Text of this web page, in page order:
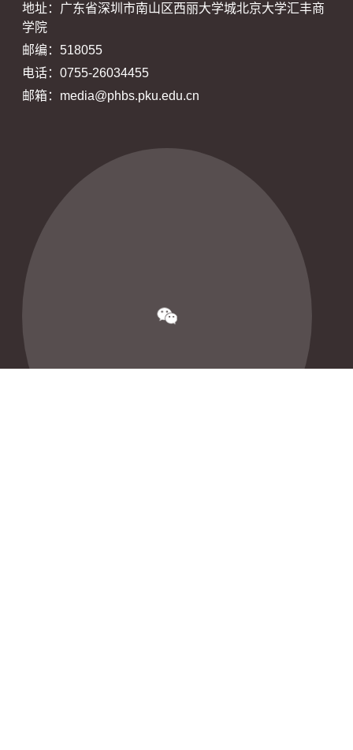
地址：广东省深圳市南山区西丽大学城北京大学汇丰商
学院
邮编：518055
电话：0755-26034455
邮箱：media@phbs.pku.edu.cn